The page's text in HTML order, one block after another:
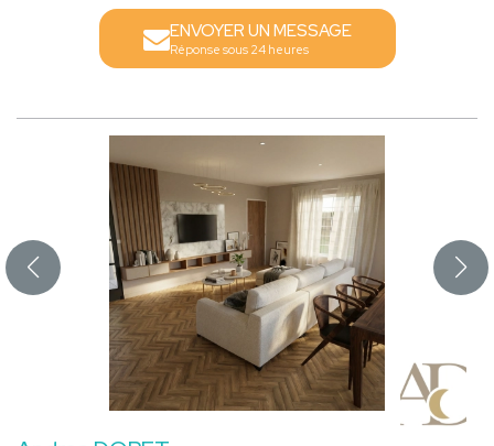
ENVOYER UN MESSAGE
Réponse sous 24 heures